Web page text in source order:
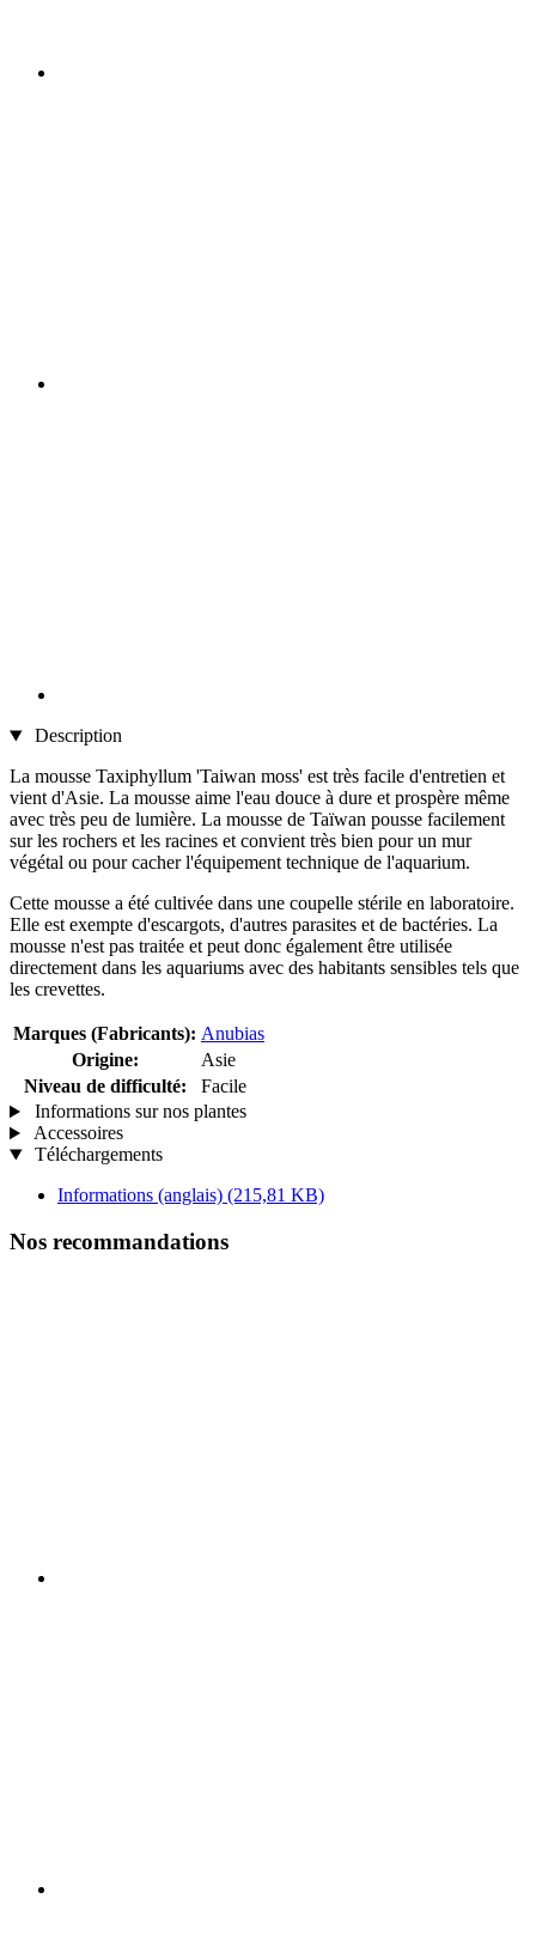
Description
La mousse Taxiphyllum 'Taiwan moss' est très facile d'entretien et
vient d'Asie. La mousse aime l'eau douce à dure et prospère même
avec très peu de lumière. La mousse de Taïwan pousse facilement
sur les rochers et les racines et convient très bien pour un mur
végétal ou pour cacher l'équipement technique de l'aquarium.
Cette mousse a été cultivée dans une coupelle stérile en laboratoire.
Elle est exempte d'escargots, d'autres parasites et de bactéries. La
mousse n'est pas traitée et peut donc également être utilisée
directement dans les aquariums avec des habitants sensibles tels que
les crevettes.
Marques (Fabricants): Anubias
Origine:
Asie
Niveau de difficulté:
Facile
Informations sur nos plantes
Accessoires
Téléchargements
Informations (anglais) (215,81 KB)
Nos recommandations